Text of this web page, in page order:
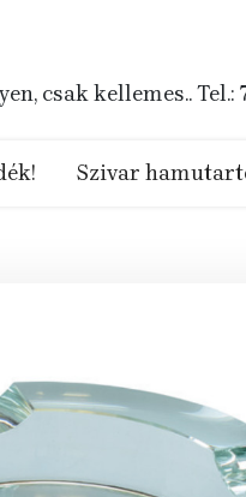
csak kellemes.. Tel.:
Szivar